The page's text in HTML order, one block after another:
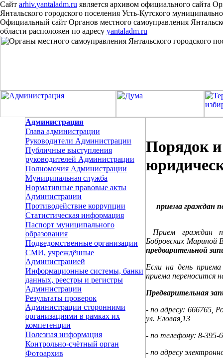
Сайт arhiv.yantaladm.ru является архивом официального сайта
Янтальского городского поселения Усть-Кутского
Официальный сайт Органов местного самоуправления
области расположен по адресу yantaladm.ru
Администрация
Глава администрации
Руководители Администрации
Публичные выступления
руководителей Администрации
Полномочия Администрации
Муниципальная служба
Нормативные правовые акты
Администрации
Противодействие коррупции
Статистическая информация
Паспорт муниципального
образования
Подведомственные организации
СМИ, учреждённые
Администрацией
Информационные системы, банки
данных, реестры и регистры
Администрации
Результаты проверок
Администрации сторонними
организациями в рамках их
компетенции
Полезная информация
Контрольно-счётный орган
Фотоархив
Порядок
приема граждан
Прием граждан
Бобровских Мариной
предварительной
Если на день
приема переносится
Предварительная
- по адресу: 666765,
ул. Еловая,13
- по телефону: 8-395-
- по адресу